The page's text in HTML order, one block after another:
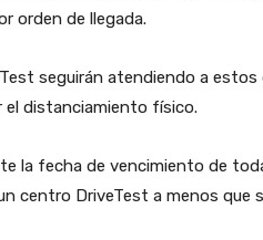
orden de llegada.
seguirán atendiendo a
el distanciamiento físico.
la fecha de vencimiento de
centro DriveTest a menos que